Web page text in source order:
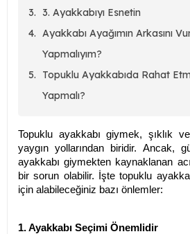
3. Ayakkabıyı Esnetin
Ayakkabı Ayağımın Arkasını
Yapmalıyım?
Topuklu Ayakkabıda Rahat
Yapmalı?
Topuklu ayakkabı giymek, şıklık
yaygın yollarından biridir. Ancak,
ayakkabı giymekten kaynaklanan
bir sorun olabilir. İşte topuklu
için alabileceğiniz bazı önlemler:
1. Ayakkabı Seçimi Önemlidir